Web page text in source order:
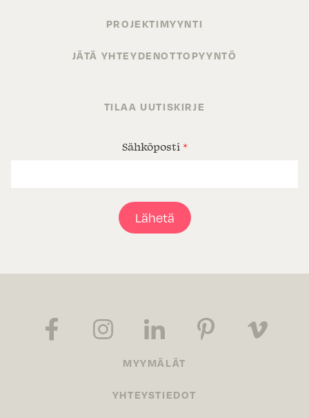
PROJEKTIMYYNTI
JÄTÄ YHTEYDENOTTOPYYNTÖ
TILAA UUTISKIRJE
Sähköposti *
Lähetä
MYYMÄLÄT
YHTEYSTIEDOT